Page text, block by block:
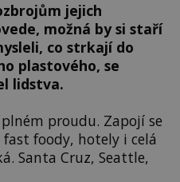
jejich
možná by si staří
co strkají do
plastového, se
lidstva.
proudu. Zapojí se
foody, hotely i celá
Santa Cruz, Seattle,